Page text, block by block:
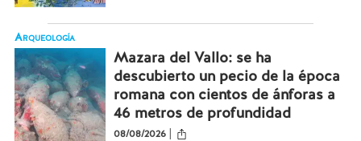
Arqueología
Mazara del Vallo: se ha
descubierto un pecio de la época
romana con cientos de ánforas a
46 metros de profundidad
08/08/2026|